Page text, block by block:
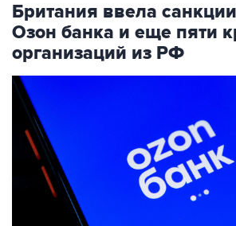
Британия ввела
Озон банка и еще пяти
организаций из РФ